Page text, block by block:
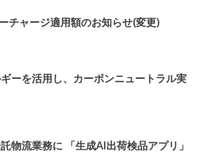
ャージ適用額のお知らせ(変更)
ーを活用し、カーボンニュートラル実
物流業務に 「生成AI出荷検品アプリ」